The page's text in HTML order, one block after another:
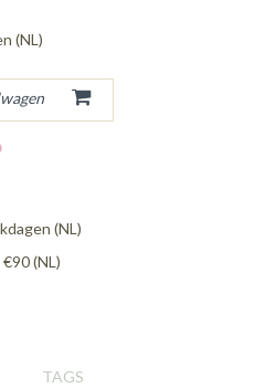
(NL)
(NL)
(NL)
TAGS